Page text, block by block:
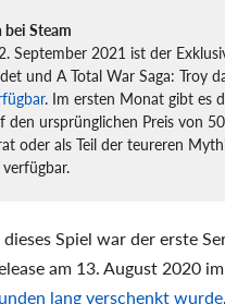
bei Steam
September 2021 ist der
und A Total War Saga: Troy
. Im ersten Monat gibt es
den ursprünglichen Preis von
oder als Teil der teureren
Spiel war der erste
am 13. August 2020
lang verschenkt wurde